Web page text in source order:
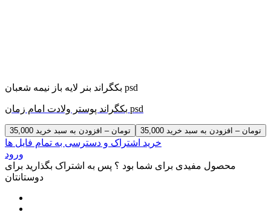
بکگراند بنر لایه باز نیمه شعبان psd
بکگراند پوستر ولادت امام زمان psd
35,000 تومان – افزودن به سبد خرید
خرید اشتراک و دسترسی به تمام فایل ها
ورود
محصول مفیدی برای شما بود ؟ پس به اشتراک بگذارید برای
دوستانتان